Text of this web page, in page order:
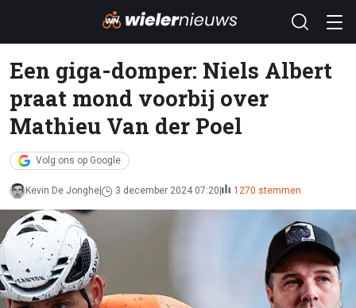
Een giga-domper: Niels Albert
praat mond voorbij over
Mathieu Van der Poel
Volg ons op Google
Kevin De Jonghe 3 december 2024 07:20 1270 stemmen